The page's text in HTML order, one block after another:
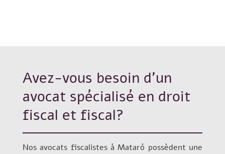
Avez-vous besoin d’un
avocat spécialisé en droit
fiscal et fiscal?
Nos avocats fiscalistes à Mataró possèdent une